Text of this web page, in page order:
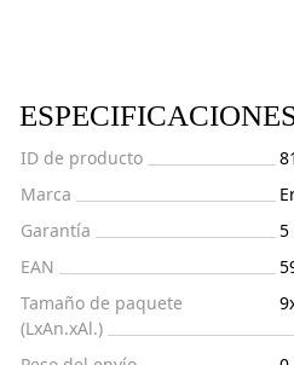
ID de producto
Marca
Garantía
5
EAN
Tamaño de paquete
(LxAn.xAl.)